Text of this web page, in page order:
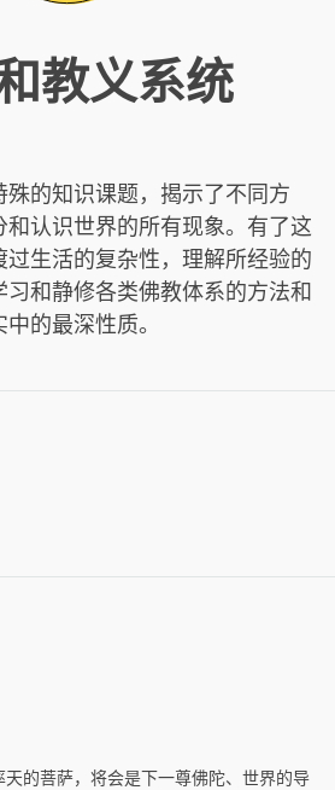
教义系统
的知识课题，揭示了不同方
和认识世界的所有现象。有了这
生活的复杂性，理解所经验的
和静修各类佛教体系的方法和
的最深性质。
天的菩萨，将会是下一尊佛陀、世界的导